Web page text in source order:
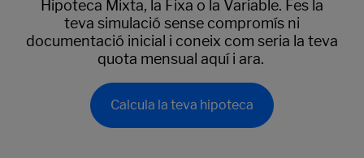
Hipoteca Mixta, la Fixa o la Variable. Fes la
teva simulació sense compromís ni
documentació inicial i coneix com seria la teva
quota mensual aquí i ara.
Calcula la teva hipoteca